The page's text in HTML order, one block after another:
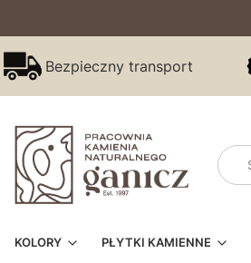
Bezpieczny transport
KOLORY PŁYTKI KAMIENNE